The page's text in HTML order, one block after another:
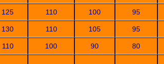
125 110 100 95
130 110 105 95
110 100 90 80